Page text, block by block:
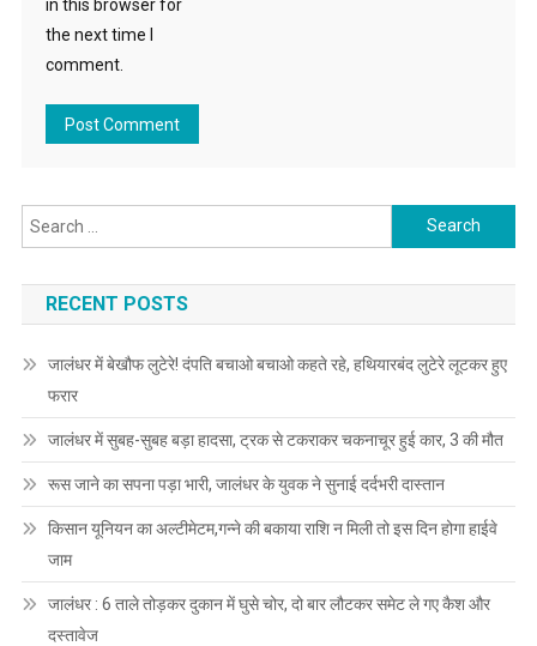
in this browser for
the next time I
comment.
Search for:
RECENT POSTS
जालंधर में बेखौफ लुटेरे! दंपति बचाओ बचाओ कहते रहे, हथियारबंद लुटेरे लूटकर हुए
फरार
जालंधर में सुबह-सुबह बड़ा हादसा, ट्रक से टकराकर चकनाचूर हुई कार, 3 की मौत
रूस जाने का सपना पड़ा भारी, जालंधर के युवक ने सुनाई दर्दभरी दास्तान
किसान यूनियन का अल्टीमेटम,गन्ने की बकाया राशि न मिली तो इस दिन होगा हाईवे
जाम
जालंधर : 6 ताले तोड़कर दुकान में घुसे चोर, दो बार लौटकर समेट ले गए कैश और
दस्तावेज